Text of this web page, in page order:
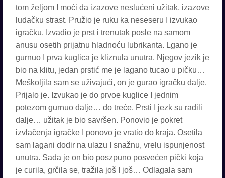
tom željom I moći da izazove neslućeni užitak, izazove
ludačku strast. Pružio je ruku ka neseseru I izvukao
igračku. Izvadio je prst i trenutak posle na samom
anusu osetih prijatnu hladnoću lubrikanta. Lgano je
gurnuo I prva kuglica je kliznula unutra. Njegov jezik je
bio na klitu, jedan prstić me je lagano tucao u pičku…
Meškoljila sam se uživajući, on je gurao igračku dalje.
Prijalo je. Izvukao je do prvoe kuglice I jednim
potezom gurnuo dalje… do treće. Prsti I jezk su radili
dalje… užitak je bio savršen. Ponovio je pokret
izvlačenja igračke I ponovo je vratio do kraja. Osetila
sam lagani dodir na ulazu I snažnu, vrelu ispunjenost
unutra. Sada je on bio poszpuno posvećen pički koja
je curila, grčila se, tražila još I još… Odlagala sam